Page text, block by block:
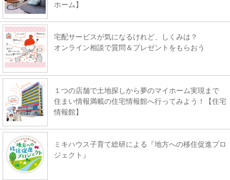
ホーム】
宅配サービスが気になるけれど、しくみは？
オンライン相談で質問＆プレゼントをもらおう
１つの店舗で土地探しから夢のマイホーム実現まで
住まい情報満載の住宅情報館へ行ってみよう！【住宅
情報館】
ミキハウス子育て総研による『地方への移住促進プロ
ジェクト』